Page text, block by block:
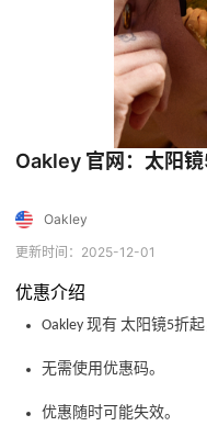
Oakley 官网：太阳
Oakley
更新时间：2025-12-01
优惠介绍
Oakley 现有 太阳镜5折
无需使用优惠码。
优惠随时可能失效。